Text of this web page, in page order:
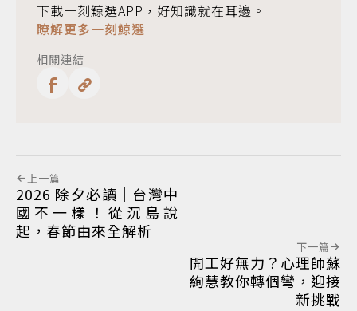
下載一刻鯨選APP，好知識就在耳邊。
瞭解更多一刻鯨選
相關連結
上一篇
2026 除夕必讀｜台灣中
國不一樣！從沉島說
起，春節由來全解析
下一篇
開工好無力？心理師蘇
絢慧教你轉個彎，迎接
新挑戰